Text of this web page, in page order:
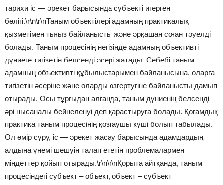
тарихи іс — әрекет барысында субъекті игерген
бөлігі.\r\n\r\nТаным объектілері адамның практикалық
қызметімен тығыз байланысты және әрқашан соған тәуелді
болады. Таным процесінің негізінде адамның объективті
дүниеге тигізетін белсенді әсері жатады. Себебі таным
адамның объективті құбылыстарымен байланысына, оларға
тигізетін әсеріне және оларды өзгертугіне байланысты дамып
отырады. Осы тұрғыдан алғанда, таным дүниенің белсенді
әрі нысаналы бейнеленуі деп қарастыруға болады. Қоғамдық
практика таным процесінің қозғаушы күші болып табылады.
Ол өмір сүру, іс — әрекет жасау барысында адамдардың
алдына ұнемі шешуін талап ететін проблемалармен
міндеттер қойып отырады.\r\n\r\nҚорыта айтқанда, таным
процесіндегі субъект – объект, объект – субъект